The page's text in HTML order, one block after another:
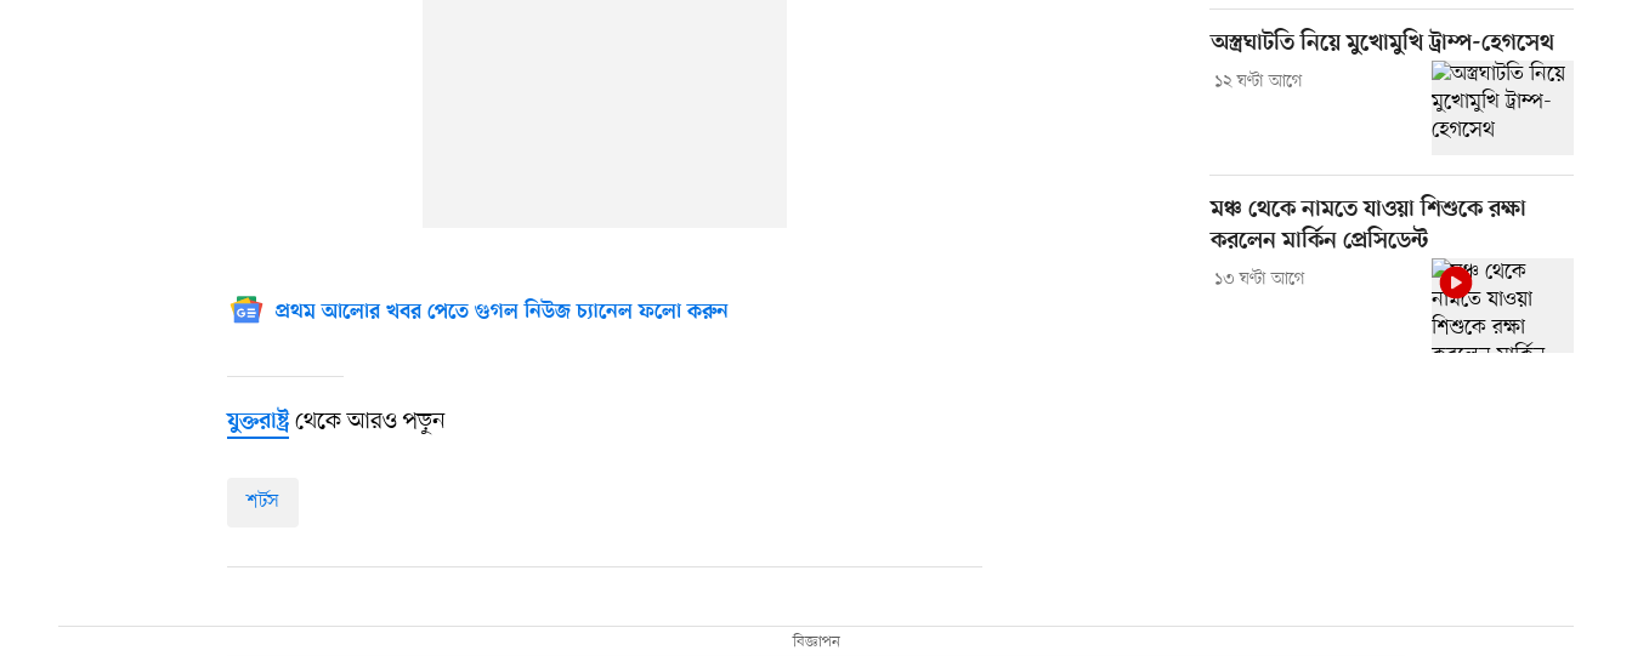
প্রথম আলোর খবর পেতে গুগল নিউজ চ্যানেল ফলো করুন
যুক্তরাষ্ট্রথেকে আরও পড়ুন
শর্টস
অস্ত্রঘাটতি নিয়ে মুখোমুখি ট্রাম্প-হেগসেথ
১২ ঘণ্টা আগে
মঞ্চ থেকে নামতে যাওয়া শিশুকে রক্ষা
করলেন মার্কিন প্রেসিডেন্ট
১৩ ঘণ্টা আগে